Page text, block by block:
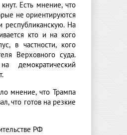
Есть мнение, что
не ориентируются
республиканскую. На
кто и на кого
в частности, кого
Верховного суда.
демократический
мнение, что Трампа
что готов на резкие
РФ